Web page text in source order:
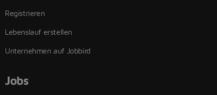
Registrieren
Lebenslauf erstellen
Unternehmen auf Jobbird
Jobs